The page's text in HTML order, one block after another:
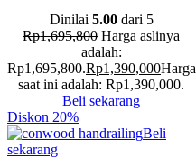
Dinilai 5.00dari 5
Rp1,695,800 Harga aslinya
adalah:
Rp1,695,800.Rp1,390,000Harga
saat ini adalah: Rp1,390,000.
Beli sekarang
Diskon 20%
Beli
sekarang